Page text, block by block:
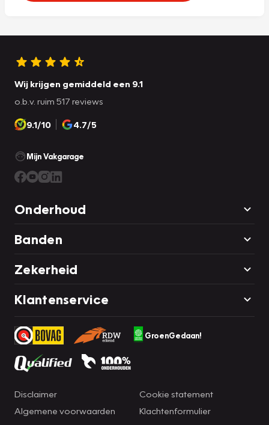
Wij krijgen gemiddeld een 9.1
o.b.v. ruim 517 reviews
9.1/10 4.7/5
Mijn Vakgarage
Onderhoud
Banden
Zekerheid
Klantenservice
GroenGedaan!
Disclaimer
Algemene voorwaarden
Cookie statement
Klachtenformulier